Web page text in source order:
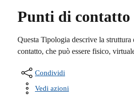
Punti di contatto
Questa Tipologia descrive la
contatto, che può essere fisico,
Condividi
Vedi azioni